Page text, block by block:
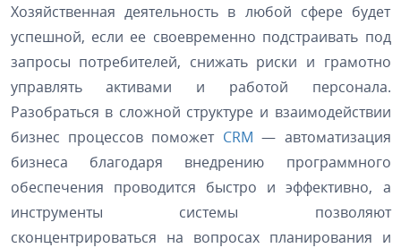
Хозяйственная деятельность в любой сфере будет
успешной, если ее своевременно подстраивать под
запросы потребителей, снижать риски и грамотно
управлять активами и работой персонала.
Разобраться в сложной структуре и взаимодействии
бизнес процессов поможет CRM — автоматизация
бизнеса благодаря внедрению программного
обеспечения проводится быстро и эффективно, а
инструменты системы позволяют
сконцентрироваться на вопросах планирования и